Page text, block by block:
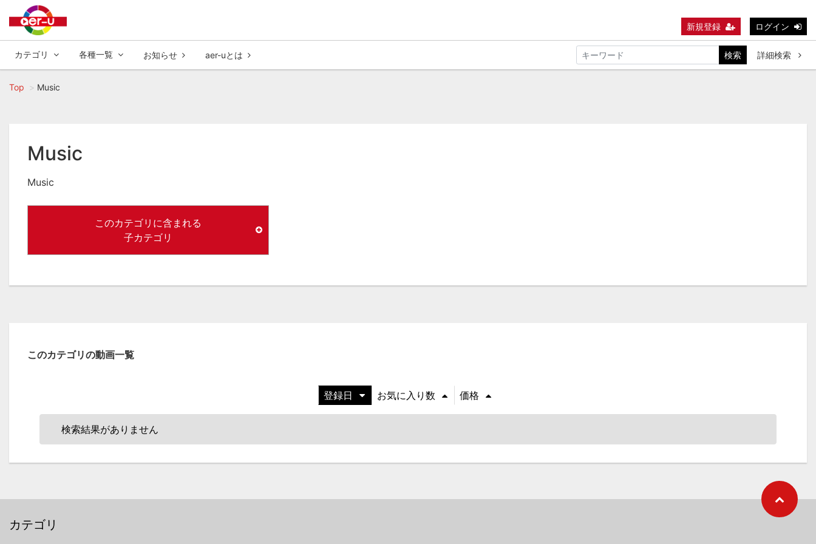
新規登録 ログイン
カテゴリ 各種一覧 お知らせ aer-uとは 検索 詳細検索
Top Music
Music
Music
このカテゴリに含まれる
子カテゴリ
このカテゴリの動画一覧
登録日 お気に入り数 価格
検索結果がありません
カテゴリ